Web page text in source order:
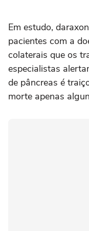
Em estudo,
pacientes com a
colaterais que os
especialistas
de pâncreas é
morte apenas